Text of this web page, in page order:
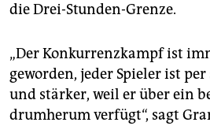
die Drei-Stunden-Grenze.
„Der Konkurrenzkampf ist
geworden, jeder Spieler ist
und stärker, weil er über ein
drumherum verfügt“, sagt